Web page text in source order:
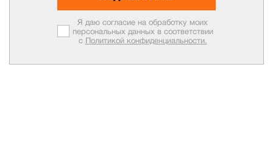
Я даю согласие на обработку моих
персональных данных в соответствии
с Политикой конфиденциальности.